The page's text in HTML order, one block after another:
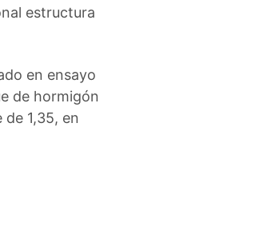
estructura
en ensayo
de hormigón
1,35, en